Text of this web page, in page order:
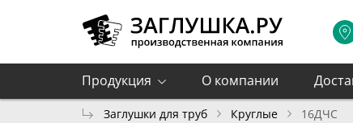
Продукция О компании
Заглушки для труб Круглые 16ДЧС